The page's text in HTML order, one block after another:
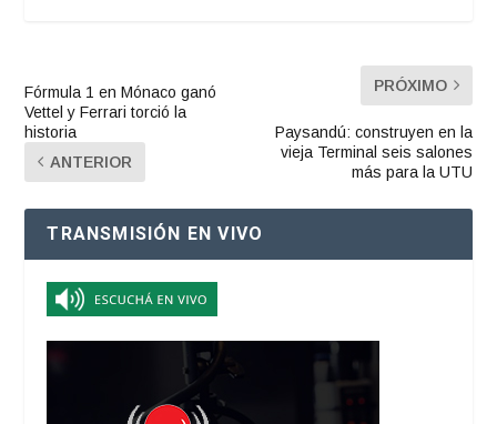
Fórmula 1 en Mónaco ganó
Vettel y Ferrari torció la
historia
ANTERIOR
PRÓXIMO
Paysandú: construyen en la
vieja Terminal seis salones
más para la UTU
TRANSMISIÓN EN VIVO